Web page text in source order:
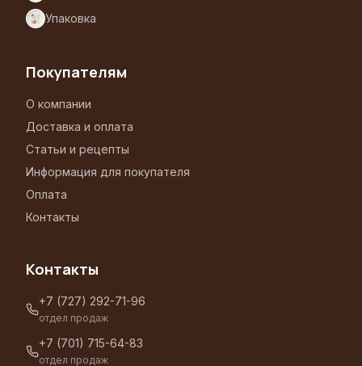
Упаковка
Покупателям
О компании
Доставка и оплата
Статьи и рецепты
Информация для покупателя
Оплата
Контакты
Контакты
+7 (727) 292-71-96
отдел продаж
+7 (701) 715-64-83
отдел продаж